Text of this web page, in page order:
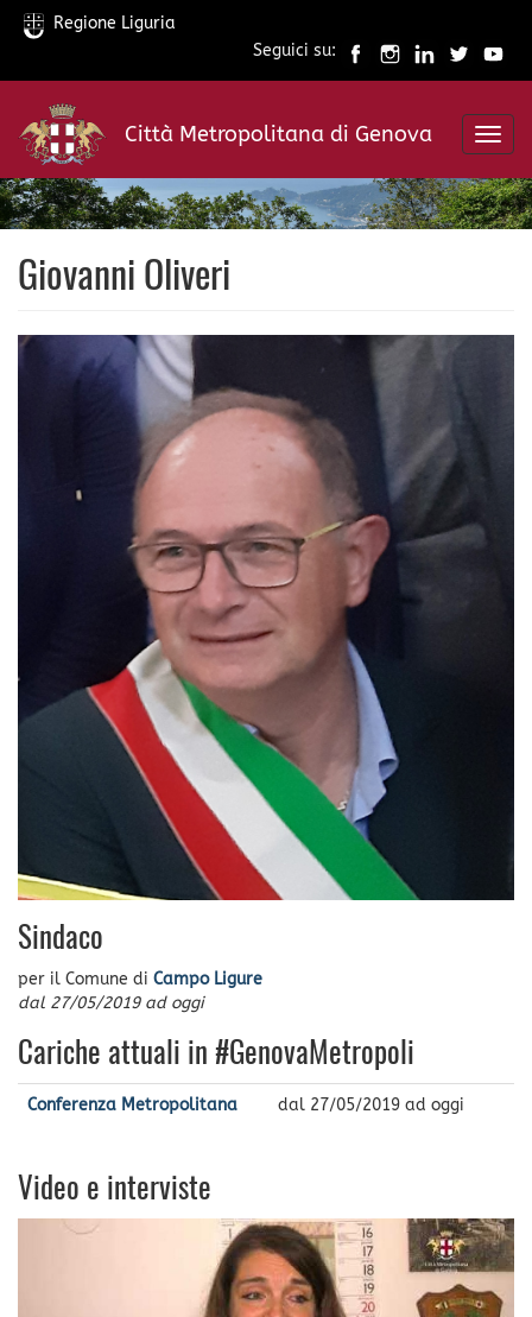
Salta
contenuto
principale
Regione Liguria
Seguici su:
Città Metropolitana di Genova
Giovanni Oliveri
Sindaco
per il Comune di Campo Ligure
dal 27/05/2019ad oggi
Cariche attuali in #GenovaMetropoli
Conferenza Metropolitana dal 27/05/2019 ad oggi
Video e interviste